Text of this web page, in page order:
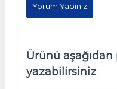
Yorum Yapınız
Ürünü
yazabilirsiniz